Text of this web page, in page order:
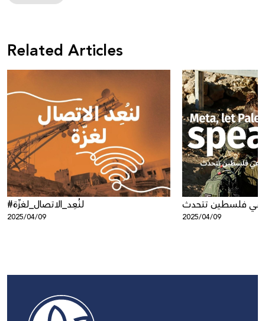
Related Articles
#لنُعِد_الاتصال_لغزّة
2025/04/09
دعي فلسطين تتحدث
2025/04/09